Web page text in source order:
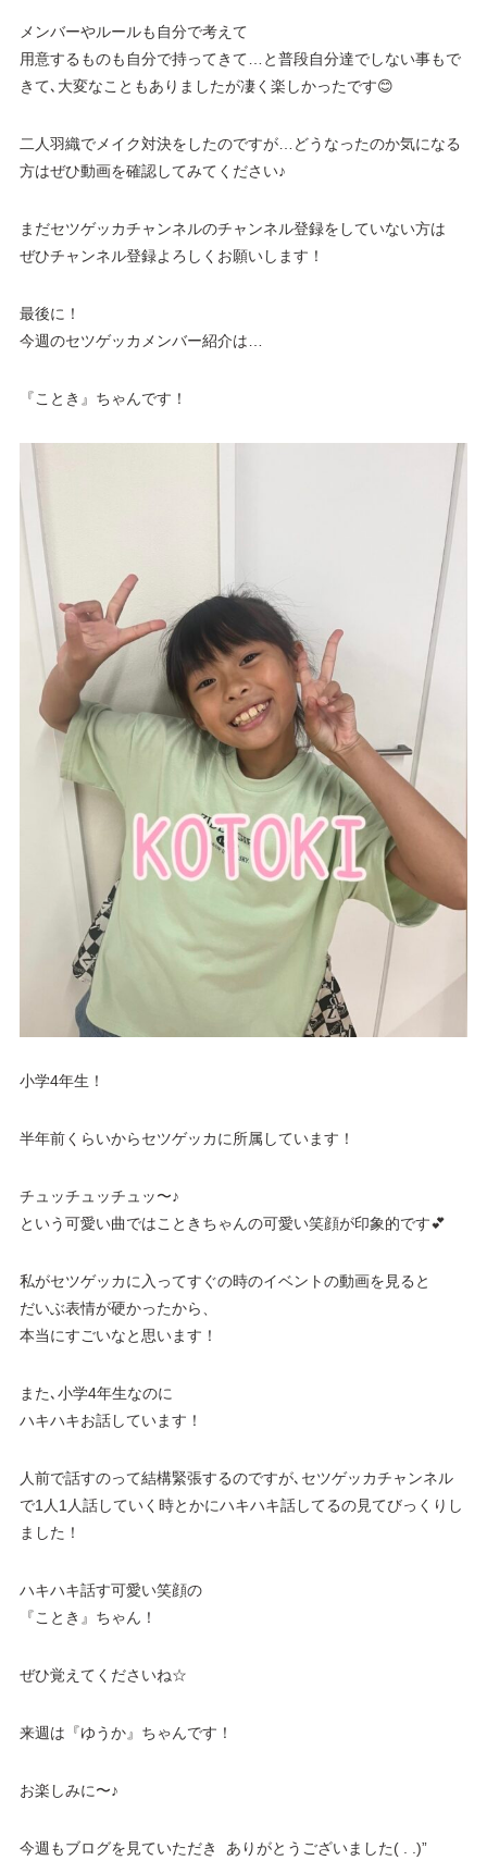
メンバーやルールも自分で考えて
用意するものも自分で持ってきて…と普段自分達でしない事もで
きて､大変なこともありましたが凄く楽しかったです😊
二人羽織でメイク対決をしたのですが…どうなったのか気になる
方はぜひ動画を確認してみてください♪
まだセツゲッカチャンネルのチャンネル登録をしていない方は
ぜひチャンネル登録よろしくお願いします！
最後に！
今週のセツゲッカメンバー紹介は…
『ことき』ちゃんです！
小学4年生！
半年前くらいからセツゲッカに所属しています！
チュッチュッチュッ〜♪
という可愛い曲ではこときちゃんの可愛い笑顔が印象的です💕
私がセツゲッカに入ってすぐの時のイベントの動画を見ると
だいぶ表情が硬かったから、
本当にすごいなと思います！
また､小学4年生なのに
ハキハキお話しています！
人前で話すのって結構緊張するのですが､セツゲッカチャンネル
で1人1人話していく時とかにハキハキ話してるの見てびっくりし
ました！
ハキハキ話す可愛い笑顔の
『ことき』ちゃん！
ぜひ覚えてくださいね☆
来週は『ゆうか』ちゃんです！
お楽しみに〜♪
今週もブログを見ていただき ありがとうございました( . .)”